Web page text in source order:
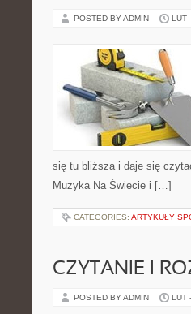
POSTED BY ADMIN LUT
się tu bliższa i daje się
Muzyka Na Świecie i […]
CATEGORIES: ARTYKUŁY
CZYTANIE I
POSTED BY ADMIN LUT